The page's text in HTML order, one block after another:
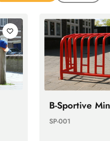
B-Sportive
SP-001